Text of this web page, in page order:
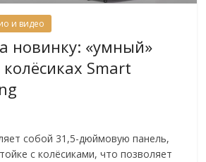
и видео
новинку: «умный»
Smart
собой 31,5-дюймовую панель,
с колёсиками, что позволяет